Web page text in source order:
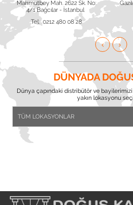
Mahmutbey Mah. 2622 Sk. No:
4/1 Bağcılar - İstanbul
Tel: 0212 480 08 28
DÜNYADA
Dünya çapındaki distribütör ve
yakın lokasyonu